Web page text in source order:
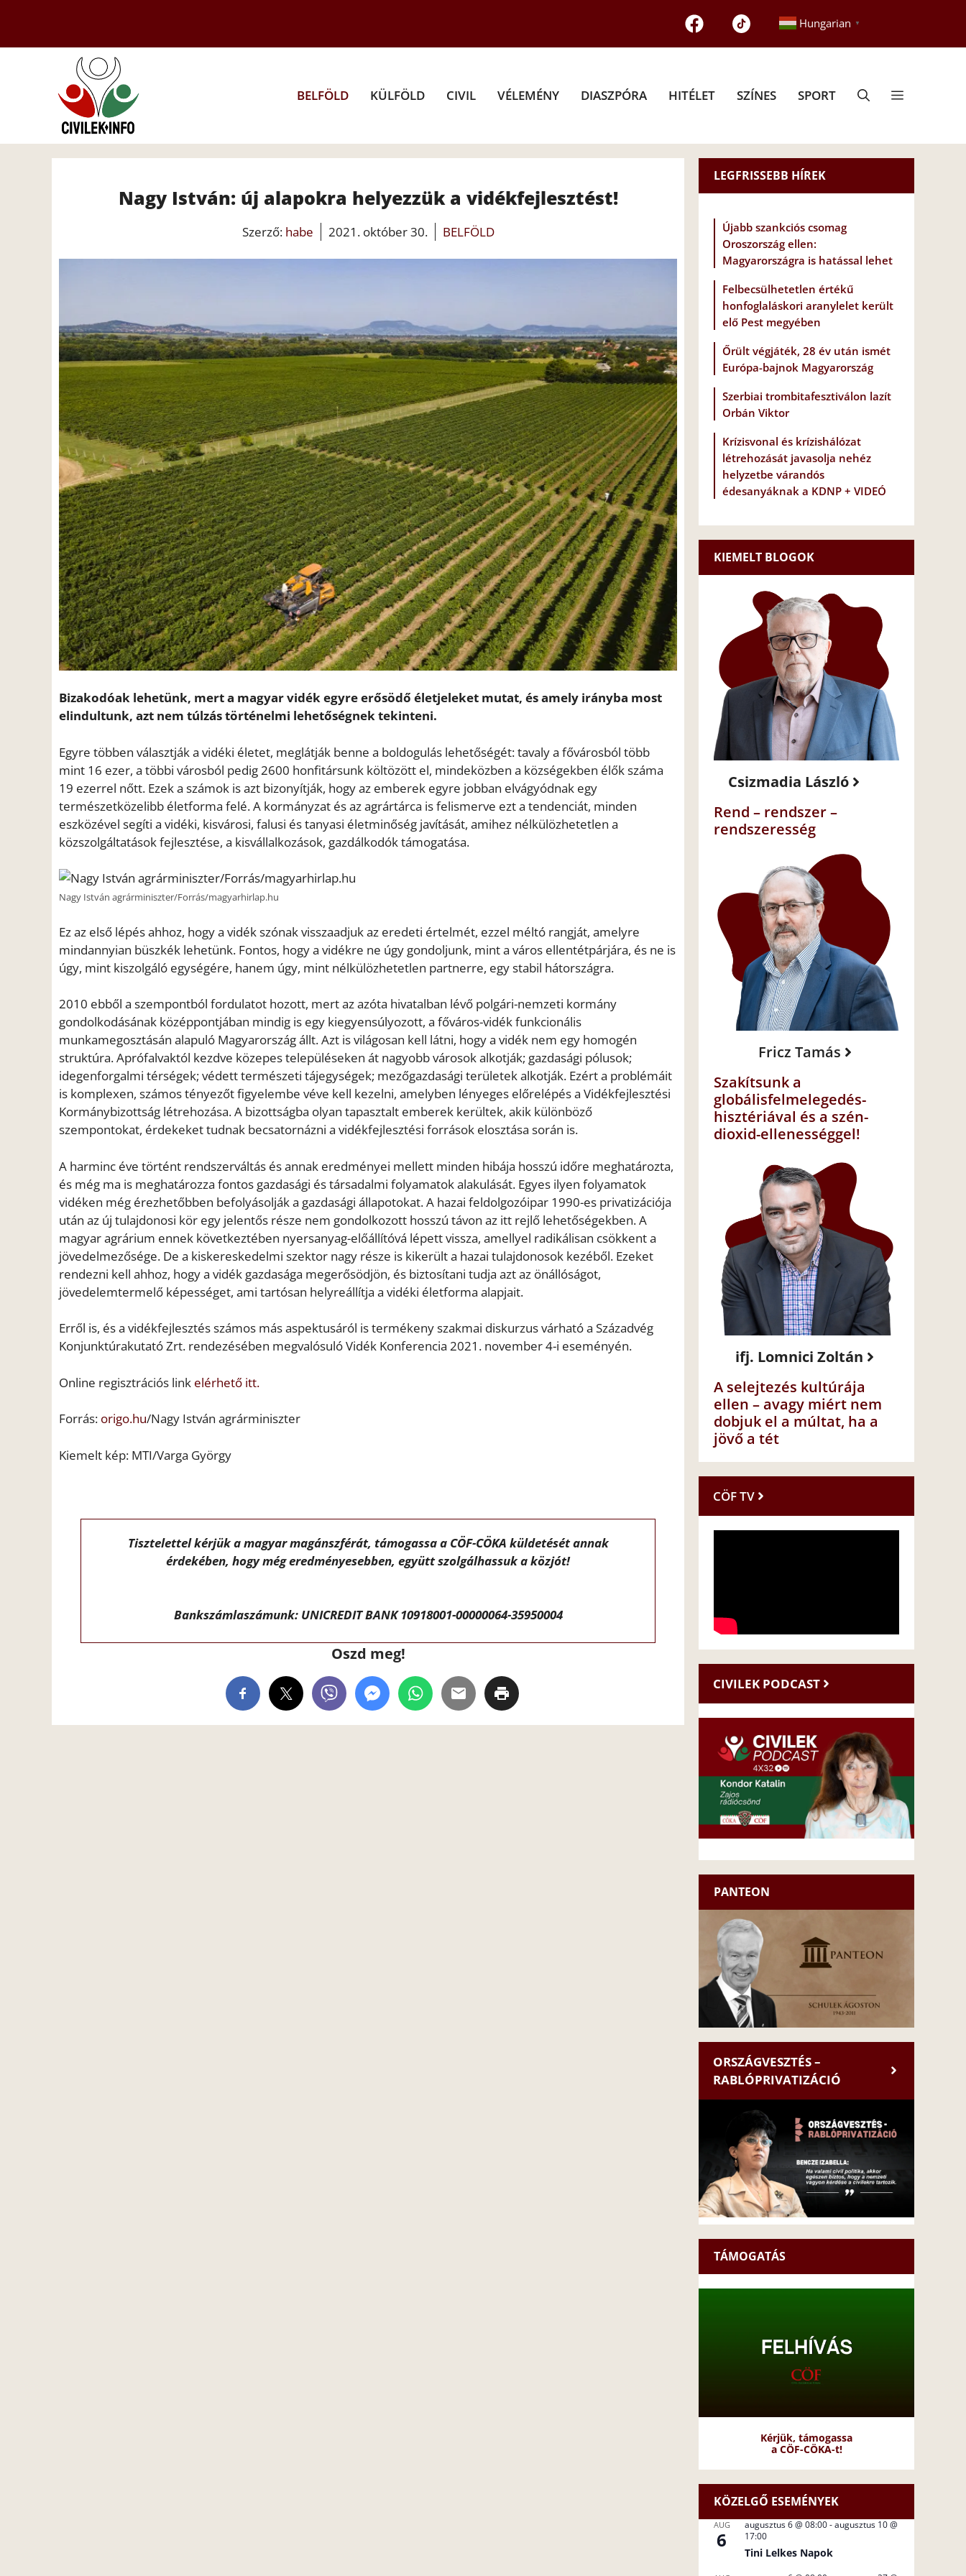
tartalomba
Hungarian ▼
BELFÖLD KÜLFÖLD CIVIL VÉLEMÉNY DIASZPÓRA HITÉLET SZÍNES SPORT
Nagy István: új alapokra helyezzük a vidékfejlesztést!
Szerző: habe 2021. október 30. BELFÖLD
Bizakodóak lehetünk, mert a magyar vidék egyre erősödő életjeleket mutat, és amely irányba most
elindultunk, azt nem túlzás történelmi lehetőségnek tekinteni.
Egyre többen választják a vidéki életet, meglátják benne a boldogulás lehetőségét: tavaly a fővárosból több
mint 16 ezer, a többi városból pedig 2600 honfitársunk költözött el, mindeközben a községekben élők száma
19 ezerrel nőtt. Ezek a számok is azt bizonyítják, hogy az emberek egyre jobban elvágyódnak egy
természetközelibb életforma felé. A kormányzat és az agrártárca is felismerve ezt a tendenciát, minden
eszközével segíti a vidéki, kisvárosi, falusi és tanyasi életminőség javítását, amihez nélkülözhetetlen a
közszolgáltatások fejlesztése, a kisvállalkozások, gazdálkodók támogatása.
Nagy István agrárminiszter/Forrás/magyarhirlap.hu
Ez az első lépés ahhoz, hogy a vidék szónak visszaadjuk az eredeti értelmét, ezzel méltó rangját, amelyre
mindannyian büszkék lehetünk. Fontos, hogy a vidékre ne úgy gondoljunk, mint a város ellentétpárjára, és ne is
úgy, mint kiszolgáló egységére, hanem úgy, mint nélkülözhetetlen partnerre, egy stabil hátországra.
2010 ebből a szempontból fordulatot hozott, mert az azóta hivatalban lévő polgári-nemzeti kormány
gondolkodásának középpontjában mindig is egy kiegyensúlyozott, a főváros-vidék funkcionális
munkamegosztásán alapuló Magyarország állt. Azt is világosan kell látni, hogy a vidék nem egy homogén
struktúra. Aprófalvaktól kezdve közepes településeken át nagyobb városok alkotják; gazdasági pólusok;
idegenforgalmi térségek; védett természeti tájegységek; mezőgazdasági területek alkotják. Ezért a problémáit
is komplexen, számos tényezőt figyelembe véve kell kezelni, amelyben lényeges előrelépés a Vidékfejlesztési
Kormánybizottság létrehozása. A bizottságba olyan tapasztalt emberek kerültek, akik különböző
szempontokat, érdekeket tudnak becsatornázni a vidékfejlesztési források elosztása során is.
A harminc éve történt rendszerváltás és annak eredményei mellett minden hibája hosszú időre meghatározta,
és még ma is meghatározza fontos gazdasági és társadalmi folyamatok alakulását. Egyes ilyen folyamatok
vidéken még érezhetőbben befolyásolják a gazdasági állapotokat. A hazai feldolgozóipar 1990-es privatizációja
után az új tulajdonosi kör egy jelentős része nem gondolkozott hosszú távon az itt rejlő lehetőségekben. A
magyar agrárium ennek következtében nyersanyag-előállítóvá lépett vissza, amellyel radikálisan csökkent a
jövedelmezősége. De a kiskereskedelmi szektor nagy része is kikerült a hazai tulajdonosok kezéből. Ezeket
rendezni kell ahhoz, hogy a vidék gazdasága megerősödjön, és biztosítani tudja azt az önállóságot,
jövedelemtermelő képességet, ami tartósan helyreállítja a vidéki életforma alapjait.
Erről is, és a vidékfejlesztés számos más aspektusáról is termékeny szakmai diskurzus várható a Századvég
Konjunktúrakutató Zrt. rendezésében megvalósuló Vidék Konferencia 2021. november 4-i eseményén.
Online regisztrációs link elérhető itt.
Forrás: origo.hu/Nagy István agrárminiszter
Kiemelt kép: MTI/Varga György
Tisztelettel kérjük a magyar magánszférát, támogassa a CÖF-CÖKA küldetését annak
érdekében, hogy még eredményesebben, együtt szolgálhassuk a közjót!
Bankszámlaszámunk: UNICREDIT BANK 10918001-00000064-35950004
Oszd meg!
LEGFRISSEBB HÍREK
Újabb szankciós csomag
Oroszország ellen:
Magyarországra is hatással lehet
Felbecsülhetetlen értékű
honfoglaláskori aranylelet került
elő Pest megyében
Őrült végjáték, 28 év után ismét
Európa-bajnok Magyarország
Szerbiai trombitafesztiválon lazít
Orbán Viktor
Krízisvonal és krízishálózat
létrehozását javasolja nehéz
helyzetbe várandós
édesanyáknak a KDNP + VIDEÓ
KIEMELT BLOGOK
Csizmadia László
Rend – rendszer –
rendszeresség
Fricz Tamás
Szakítsunk a
globálisfelmelegedés-
hisztériával és a szén-
dioxid-ellenességgel!
ifj. Lomnici Zoltán
A selejtezés kultúrája
ellen – avagy miért nem
dobjuk el a múltat, ha a
jövő a tét
CÖF TV
CIVILEK PODCAST
PANTEON
ORSZÁGVESZTÉS –
RABLÓPRIVATIZÁCIÓ
TÁMOGATÁS
Kérjük, támogassa
a CÖF-CÖKA-t!
KÖZELGŐ ESEMÉNYEK
AUG
6
augusztus 6 @ 08:00-augusztus 10 @
17:00
Tini Lelkes Napok